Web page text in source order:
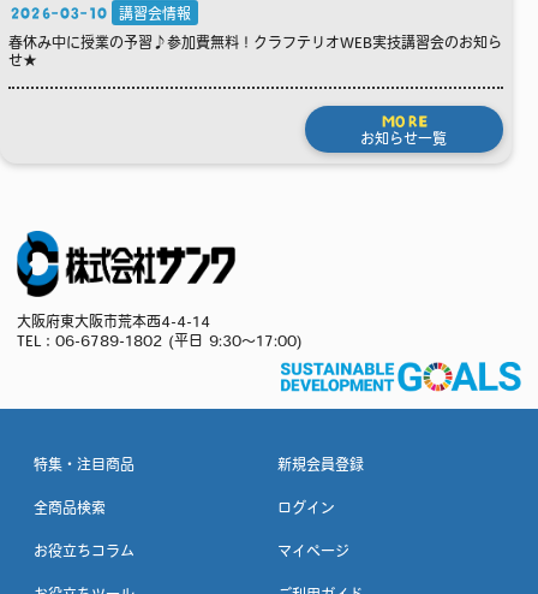
2026-03-10
講習会情報
春休み中に授業の予習♪参加費無料！クラフテリオWEB実技講習会のお知ら
せ★
MORE
お知らせ一覧
大阪府東大阪市荒本西4-4-14
TEL： 06-6789-1802 (平日 9:30～17:00)
特集・注目商品
全商品検索
お役立ちコラム
新規会員登録
ログイン
マイページ